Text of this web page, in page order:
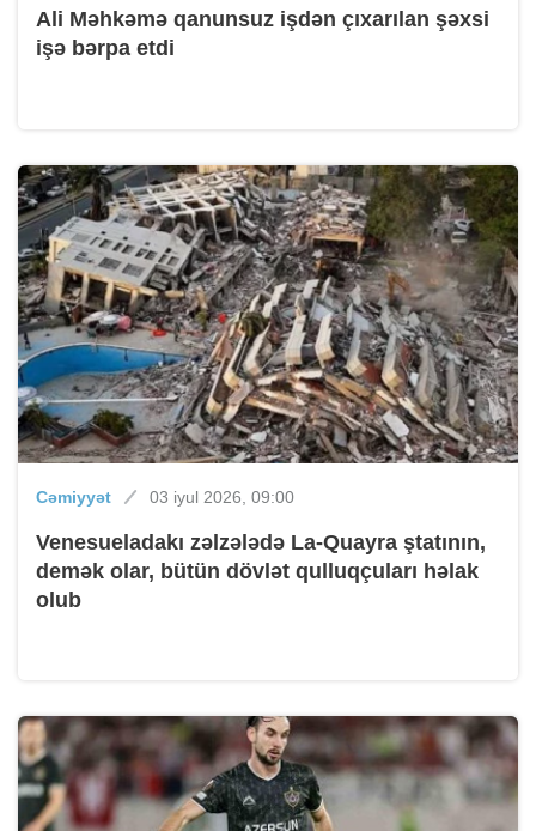
Ali Məhkəmə qanunsuz işdən çıxarılan şəxsi
işə bərpa etdi
Cəmiyyət 03 iyul 2026, 09:00
Venesueladakı zəlzələdə La-Quayra ştatının,
demək olar, bütün dövlət qulluqçuları həlak
olub